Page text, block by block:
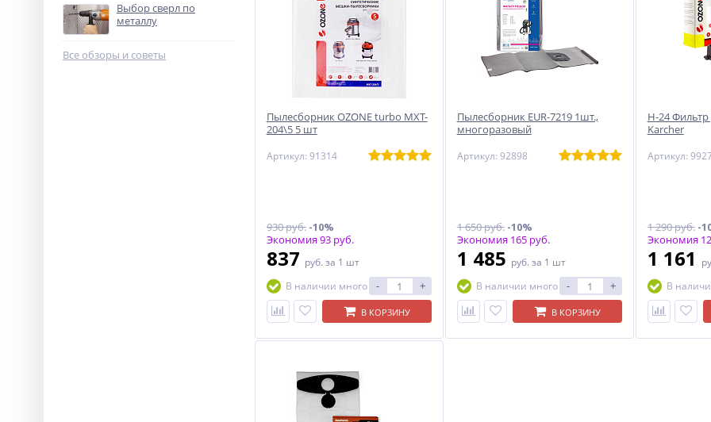
Выбор сверл по
металлу
Все обзоры и советы
Пылесборник OZONE turbo MXT-
204\5 5 шт
Артикул: 91314
930 руб.-10%
Экономия 93 руб.
837 руб. за 1 шт
В наличии много
- +
В КОРЗИНУ
Пылесборник EUR-7219 1шт.,
многоразовый
Артикул: 92898
1 650 руб.-10%
Экономия 165 руб.
1 485 руб. за 1 шт
В наличии много
- +
В КОРЗИНУ
H-24
Karcher
Артикул:
1 290 руб.-
Экономия
1 161
В